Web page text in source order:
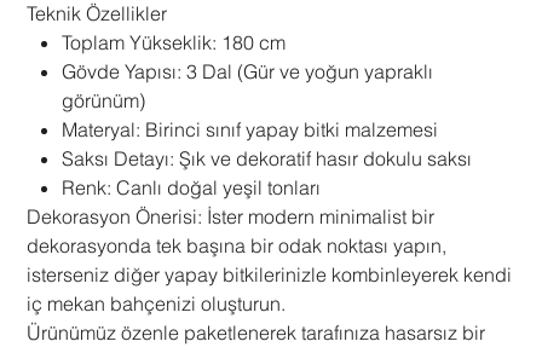
Teknik Özellikler
Toplam Yükseklik: 180 cm
Gövde Yapısı: 3 Dal (Gür ve yoğun yapraklı
görünüm)
Materyal: Birinci sınıf yapay bitki malzemesi
Saksı Detayı: Şık ve dekoratif hasır dokulu saksı
Renk: Canlı doğal yeşil tonları
Dekorasyon Önerisi: İster modern minimalist bir
dekorasyonda tek başına bir odak noktası yapın,
isterseniz diğer yapay bitkilerinizle kombinleyerek kendi
iç mekan bahçenizi oluşturun.
Ürünümüz özenle paketlenerek tarafınıza hasarsız bir